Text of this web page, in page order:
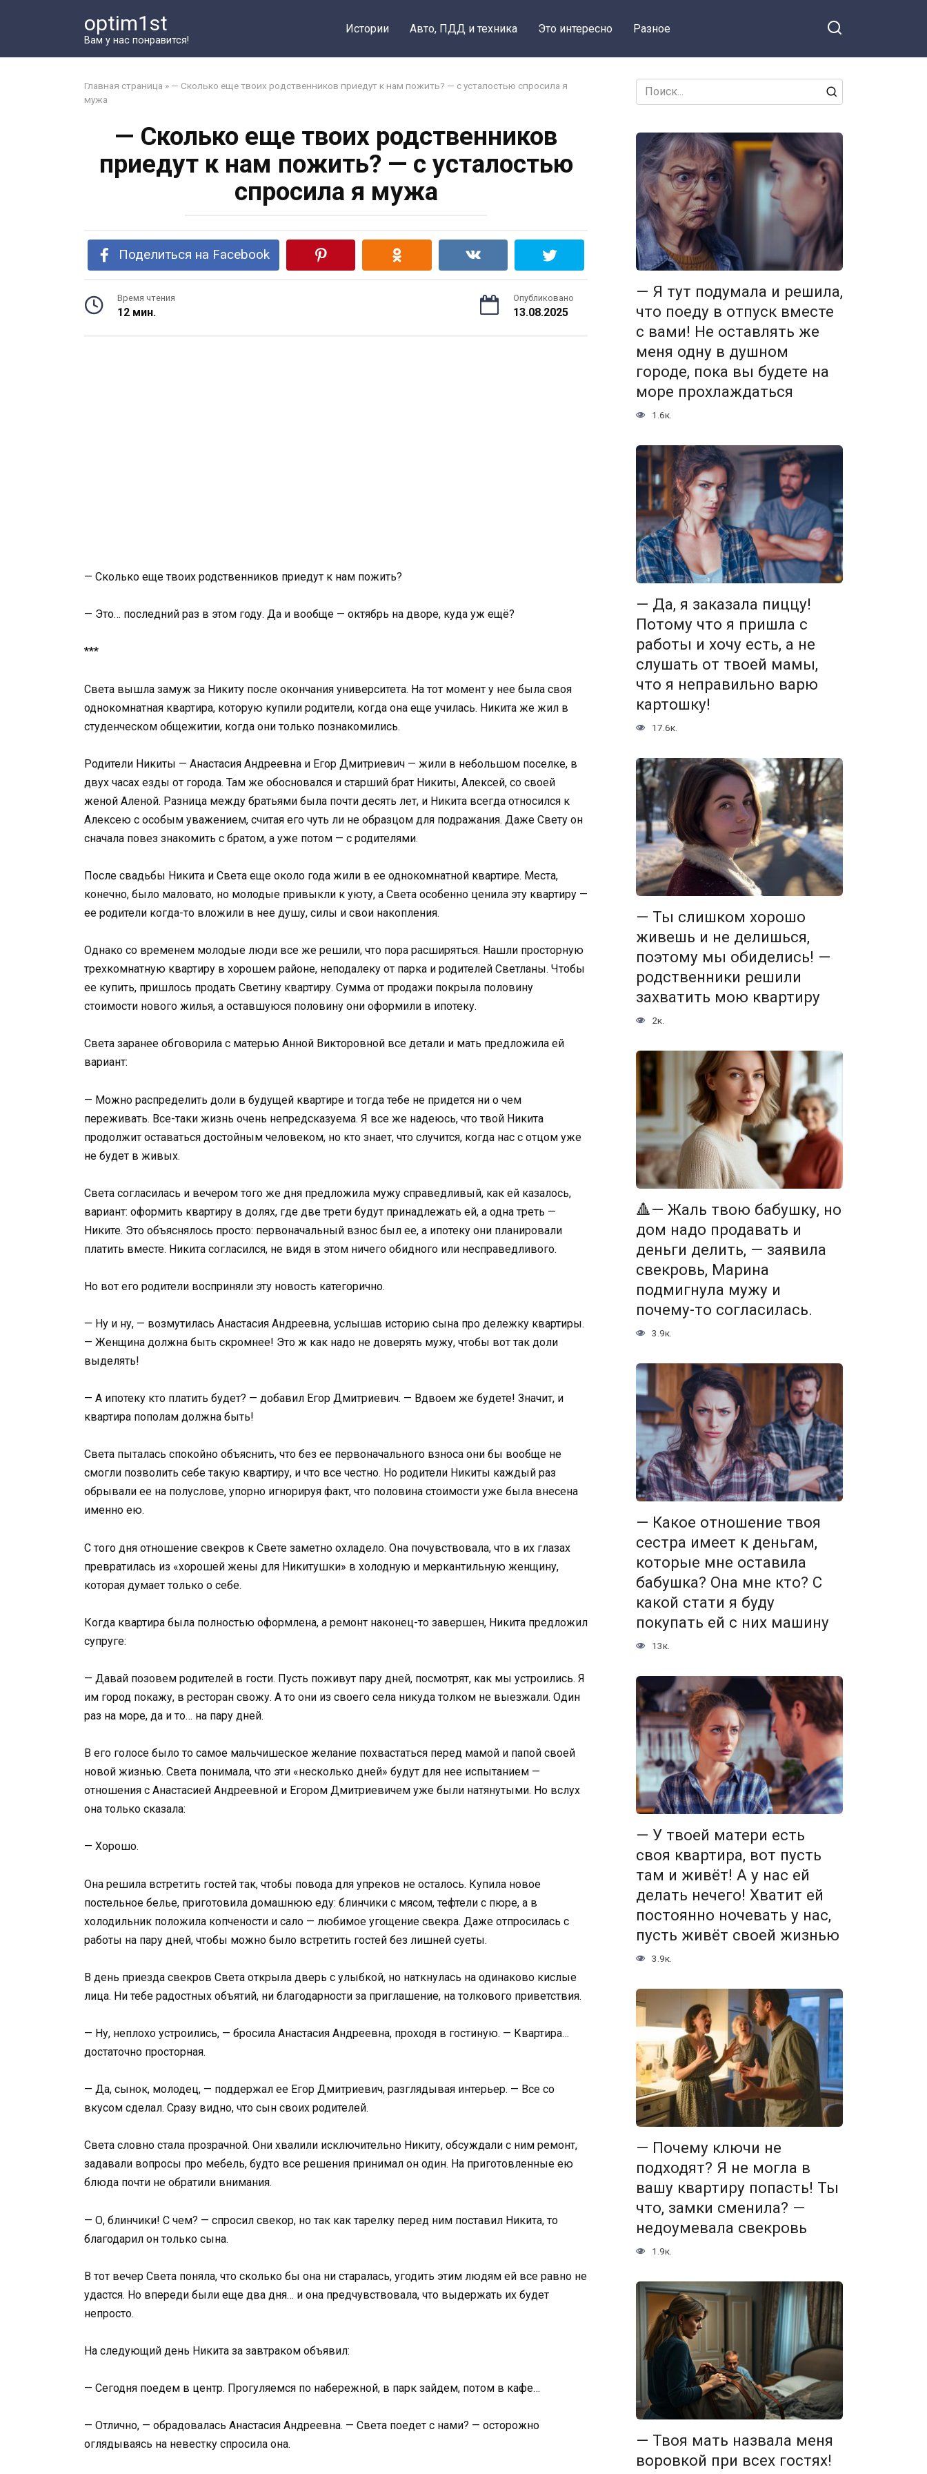
optim1st
Вам у нас понравится!
Истории Авто, ПДД и техника Это интересно Разное
Главная страница » — Сколько еще твоих родственников приедут к нам пожить? — с усталостью спросила я
мужа
— Сколько еще твоих родственников
приедут к нам пожить? — с усталостью
спросила я мужа
Поделиться на Facebook
Время чтения
12 мин.
Опубликовано
13.08.2025
— Сколько еще твоих родственников приедут к нам пожить?
— Это… последний раз в этом году. Да и вообще — октябрь на дворе, куда уж ещё?
***
Света вышла замуж за Никиту после окончания университета. На тот момент у нее была своя
однокомнатная квартира, которую купили родители, когда она еще училась. Никита же жил в
студенческом общежитии, когда они только познакомились.
Родители Никиты — Анастасия Андреевна и Егор Дмитриевич — жили в небольшом поселке, в
двух часах езды от города. Там же обосновался и старший брат Никиты, Алексей, со своей
женой Аленой. Разница между братьями была почти десять лет, и Никита всегда относился к
Алексею с особым уважением, считая его чуть ли не образцом для подражания. Даже Свету он
сначала повез знакомить с братом, а уже потом — с родителями.
После свадьбы Никита и Света еще около года жили в ее однокомнатной квартире. Места,
конечно, было маловато, но молодые привыкли к уюту, а Света особенно ценила эту квартиру —
ее родители когда-то вложили в нее душу, силы и свои накопления.
Однако со временем молодые люди все же решили, что пора расширяться. Нашли просторную
трехкомнатную квартиру в хорошем районе, неподалеку от парка и родителей Светланы. Чтобы
ее купить, пришлось продать Светину квартиру. Сумма от продажи покрыла половину
стоимости нового жилья, а оставшуюся половину они оформили в ипотеку.
Света заранее обговорила с матерью Анной Викторовной все детали и мать предложила ей
вариант:
— Можно распределить доли в будущей квартире и тогда тебе не придется ни о чем
переживать. Все-таки жизнь очень непредсказуема. Я все же надеюсь, что твой Никита
продолжит оставаться достойным человеком, но кто знает, что случится, когда нас с отцом уже
не будет в живых.
Света согласилась и вечером того же дня предложила мужу справедливый, как ей казалось,
вариант: оформить квартиру в долях, где две трети будут принадлежать ей, а одна треть —
Никите. Это объяснялось просто: первоначальный взнос был ее, а ипотеку они планировали
платить вместе. Никита согласился, не видя в этом ничего обидного или несправедливого.
Но вот его родители восприняли эту новость категорично.
— Ну и ну, — возмутилась Анастасия Андреевна, услышав историю сына про дележку квартиры.
— Женщина должна быть скромнее! Это ж как надо не доверять мужу, чтобы вот так доли
выделять!
— А ипотеку кто платить будет? — добавил Егор Дмитриевич. — Вдвоем же будете! Значит, и
квартира пополам должна быть!
Света пыталась спокойно объяснить, что без ее первоначального взноса они бы вообще не
смогли позволить себе такую квартиру, и что все честно. Но родители Никиты каждый раз
обрывали ее на полуслове, упорно игнорируя факт, что половина стоимости уже была внесена
именно ею.
С того дня отношение свекров к Свете заметно охладело. Она почувствовала, что в их глазах
превратилась из «хорошей жены для Никитушки» в холодную и меркантильную женщину,
которая думает только о себе.
Когда квартира была полностью оформлена, а ремонт наконец-то завершен, Никита предложил
супруге:
— Давай позовем родителей в гости. Пусть поживут пару дней, посмотрят, как мы устроились. Я
им город покажу, в ресторан свожу. А то они из своего села никуда толком не выезжали. Один
раз на море, да и то… на пару дней.
В его голосе было то самое мальчишеское желание похвастаться перед мамой и папой своей
новой жизнью. Света понимала, что эти «несколько дней» будут для нее испытанием —
отношения с Анастасией Андреевной и Егором Дмитриевичем уже были натянутыми. Но вслух
она только сказала:
— Хорошо.
Она решила встретить гостей так, чтобы повода для упреков не осталось. Купила новое
постельное белье, приготовила домашнюю еду: блинчики с мясом, тефтели с пюре, а в
холодильник положила копчености и сало — любимое угощение свекра. Даже отпросилась с
работы на пару дней, чтобы можно было встретить гостей без лишней суеты.
В день приезда свекров Света открыла дверь с улыбкой, но наткнулась на одинаково кислые
лица. Ни тебе радостных объятий, ни благодарности за приглашение, на толкового приветствия.
— Ну, неплохо устроились, — бросила Анастасия Андреевна, проходя в гостиную. — Квартира…
достаточно просторная.
— Да, сынок, молодец, — поддержал ее Егор Дмитриевич, разглядывая интерьер. — Все со
вкусом сделал. Сразу видно, что сын своих родителей.
Света словно стала прозрачной. Они хвалили исключительно Никиту, обсуждали с ним ремонт,
задавали вопросы про мебель, будто все решения принимал он один. На приготовленные ею
блюда почти не обратили внимания.
— О, блинчики! С чем? — спросил свекор, но так как тарелку перед ним поставил Никита, то
благодарил он только сына.
В тот вечер Света поняла, что сколько бы она ни старалась, угодить этим людям ей все равно не
удастся. Но впереди были еще два дня… и она предчувствовала, что выдержать их будет
непросто.
На следующий день Никита за завтраком объявил:
— Сегодня поедем в центр. Прогуляемся по набережной, в парк зайдем, потом в кафе…
— Отлично, — обрадовалась Анастасия Андреевна. — Света поедет с нами? — осторожно
оглядываясь на невестку спросила она.
Search
for:
— Я тут подумала и решила,
что поеду в отпуск вместе
с вами! Не оставлять же
меня одну в душном
городе, пока вы будете на
море прохлаждаться
1.6к.
— Да, я заказала пиццу!
Потому что я пришла с
работы и хочу есть, а не
слушать от твоей мамы,
что я неправильно варю
картошку!
17.6к.
— Ты слишком хорошо
живешь и не делишься,
поэтому мы обиделись! —
родственники решили
захватить мою квартиру
2к.
🔺— Жаль твою бабушку, но
дом надо продавать и
деньги делить, — заявила
свекровь, Марина
подмигнула мужу и
почему-то согласилась.
3.9к.
— Какое отношение твоя
сестра имеет к деньгам,
которые мне оставила
бабушка? Она мне кто? С
какой стати я буду
покупать ей с них машину
13к.
— У твоей матери есть
своя квартира, вот пусть
там и живёт! А у нас ей
делать нечего! Хватит ей
постоянно ночевать у нас,
пусть живёт своей жизнью
3.9к.
— Почему ключи не
подходят? Я не могла в
вашу квартиру попасть! Ты
что, замки сменила? —
недоумевала свекровь
1.9к.
— Твоя мать назвала меня
воровкой при всех гостях!